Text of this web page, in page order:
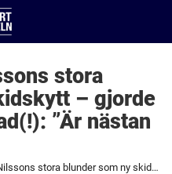
stora
– gjorde
”Är nästan
Avslöjar Stina Nilssons stora blunder som ny skidskytt - gjorde totalt fel i en månad(!): ”Är nästan omöjligt…"